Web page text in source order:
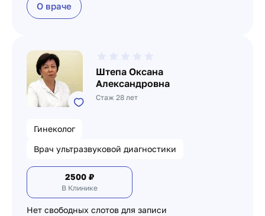
О враче
Штепа Оксана
Александровна
Стаж 28 лет
Гинеколог
Врач ультразвуковой диагностики
2500 ₽
В Клинике
Нет свободных слотов для записи